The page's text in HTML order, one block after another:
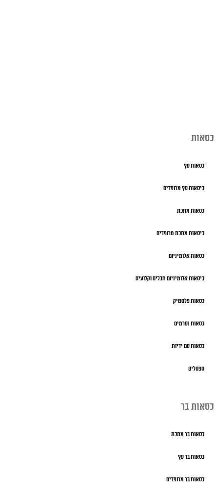
כסאות
כסאות עץ
כיסאות עץ מרופדים
כסאות מתכת
כיסאות מתכת מרופדים
כסאות אלומיניום
כיסאות אלומיניום חבלים וקלועים
כסאות פלסטיק
כסאות נערמים
כסאות עם ידיות
ספסלים
כסאות בר
כסאות בר מתכת
כסאות בר עץ
כסאות בר מרופדים